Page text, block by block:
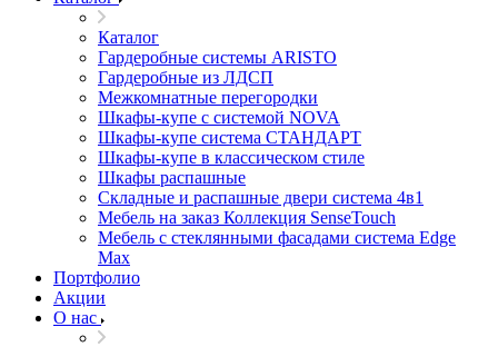
Каталог
Гардеробные системы ARISTO
Гардеробные из ЛДСП
Межкомнатные перегородки
Шкафы-купе с системой NOVA
Шкафы-купе система СТАНДАРТ
Шкафы-купе в классическом стиле
Шкафы распашные
Складные и распашные двери система 4в1
Мебель на заказ Коллекция SenseTouch
Мебель с стеклянными фасадами система Edge
Max
Портфолио
Акции
О нас